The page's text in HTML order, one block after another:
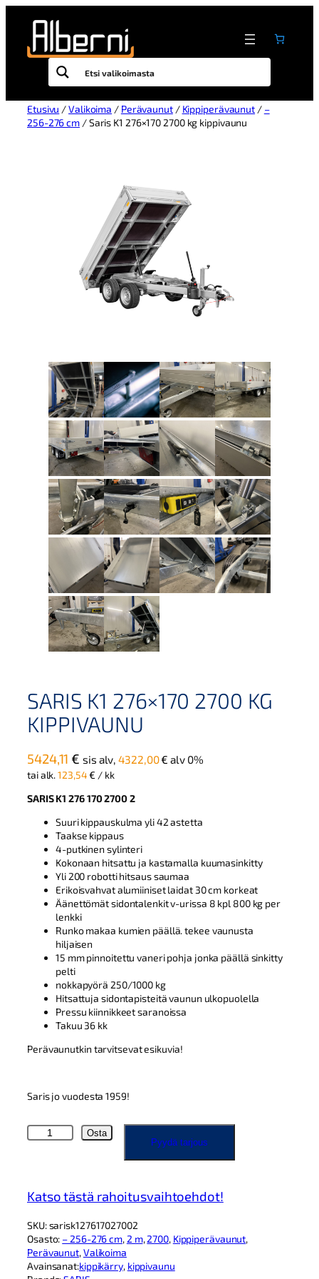
Etusivu /Valikoima / Perävaunut/ Kippiperävaunut / –
256-276 cm / Saris K1 276×170 2700 kg kippivaunu
SARIS K1 276×170 2700 KG
KIPPIVAUNU
5424,11 € sis alv,4322,00€ alv 0%
tai alk.123,54€ / kk
SARIS K1 276 170 2700 2
Suuri kippauskulma yli 42 astetta
Taakse kippaus
4-putkinen sylinteri
Kokonaan hitsattu ja kastamalla kuumasinkitty
Yli 200 robotti hitsaus saumaa
Erikoisvahvat alumiiniset laidat 30 cm korkeat
Äänettömät sidontalenkit v-urissa 8 kpl 800 kg per
lenkki
Runko makaa kumien päällä. tekee vaunusta
hiljaisen
15 mm pinnoitettu vaneri pohja jonka päällä sinkitty
pelti
nokkapyörä 250/1000 kg
Hitsattuja sidontapisteitä vaunun ulkopuolella
Pressu kiinnikkeet saranoissa
Takuu 36 kk
Perävaunutkin tarvitsevat esikuvia!
Saris jo vuodesta 1959!
S
a
K
2
7
6
×
Osta
Pyydä tarjous
Katso tästä rahoitusvaihtoehdot!
SKU:sarisk127617027002
Osasto: – 256-276 cm, 2 m, 2700, Kippiperävaunut
Perävaunut, Valikoima
Avainsanat:kippikärry, kippivaunu